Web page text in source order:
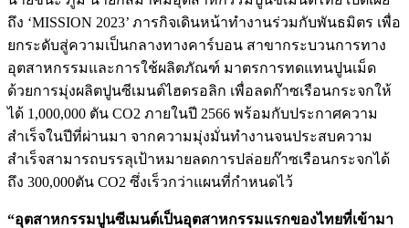
ถึง ‘MISSION 2023’ ภารกิจเดินหน้าทำงานร่วมกับพันธมิตร เพื่อ
ยกระดับสู่ความเป็นกลางทางคาร์บอน สาขากระบวนการทาง
อุตสาหกรรมและการใช้ผลิตภัณฑ์ มาตรการทดแทนปูนเม็ด
ด้วยการมุ่งผลิตปูนซีเมนต์ไฮดรอลิก เพื่อลดก๊าซเรือนกระจกให้
ได้ 1,000,000 ตัน CO2 ภายในปี 2566 พร้อมกับประกาศความ
สำเร็จในปีที่ผ่านมา จากความมุ่งมั่นทำงานจนประสบความ
สำเร็จสามารถบรรลุเป้าหมายลดการปล่อยก๊าซเรือนกระจกได้
ถึง 300,000ตัน CO2 ซึ่งเร็วกว่าแผนที่กำหนดไว้
“อุตสาหกรรมปูนซีเมนต์เป็นอุตสาหกรรมแรกของไทยที่เข้ามา